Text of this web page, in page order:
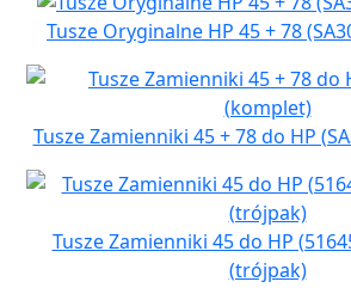
Tusze Oryginalne HP 45 + 78
Tusze Zamienniki 45 + 78 do HP
Tusze Zamienniki 45 do HP
(trójpak)